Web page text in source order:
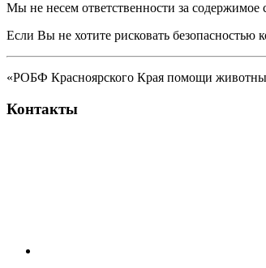
Мы не несем ответственности за содержимое
Если Вы не хотите рисковать безопасностью
«РОБФ Красноярского Края помощи
Контакты